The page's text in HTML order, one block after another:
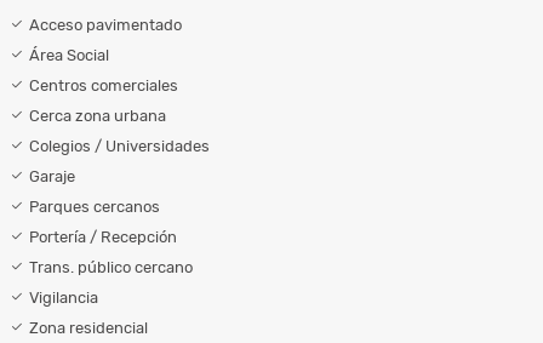
Acceso pavimentado
Área Social
Centros comerciales
Cerca zona urbana
Colegios / Universidades
Garaje
Parques cercanos
Portería / Recepción
Trans. público cercano
Vigilancia
Zona residencial